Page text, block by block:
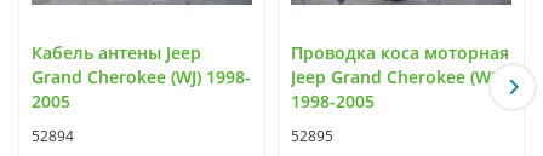
Кабель антены Jeep
Grand Cherokee (WJ) 1998-
2005
52894
Проводка коса моторная
Jeep Grand Cherokee (WJ)
1998-2005
52895